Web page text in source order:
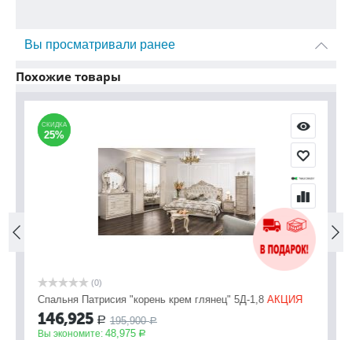
Вы просматривали ранее
Похожие товары
СКИДКА
25%
СКИДКА
25%
(0)
Спальня Патрисия "корень крем глянец" 5Д-1,8 АКЦИЯ
146,925 Р 195,900 Р
Вы экономите: 48,975 Р